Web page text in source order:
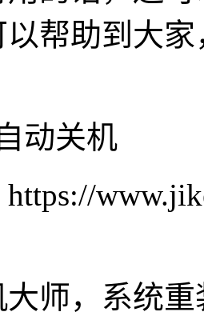
帮助到大
动关机
师，系统